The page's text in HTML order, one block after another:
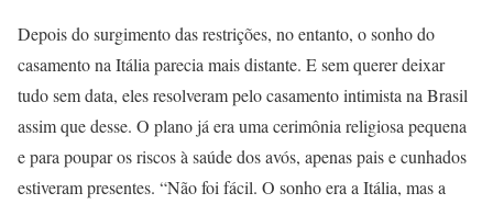
Depois do surgimento das restrições, no entanto, o sonho do
casamento na Itália parecia mais distante. E sem querer deixar
tudo sem data, eles resolveram pelo casamento intimista na Brasil
assim que desse. O plano já era uma cerimônia religiosa pequena
e para poupar os riscos à saúde dos avós, apenas pais e cunhados
estiveram presentes. “Não foi fácil. O sonho era a Itália, mas a